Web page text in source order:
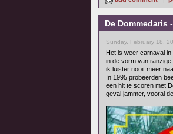
De Dommedaris
Sunday, February 18,
Het is weer carnaval
in de vorm van ranzige
ik luister nooit meer
In 1995 probeerden
een hit te scoren met
geval jammer, vooral